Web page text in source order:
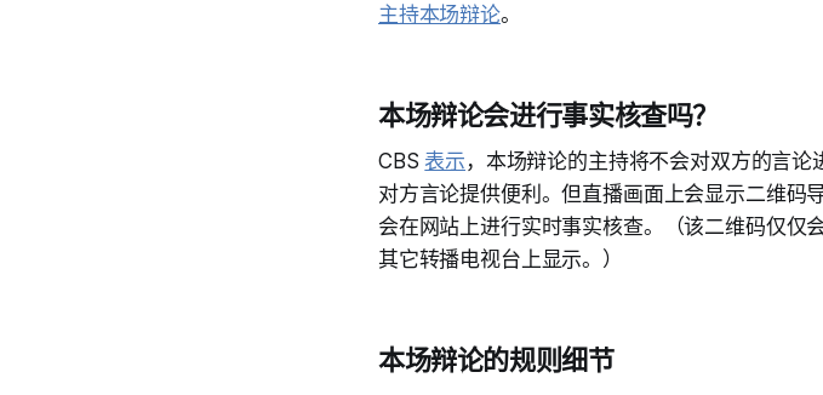
主持本场辩论。
本场辩论会进行事实核查吗？
CBS 表示 ，本场辩论的主持将不会对双方的言
对方言论提供便利。但直播画面上会显示二维码
会在网站上进行实时事实核查。（该二维码仅仅
其它转播电视台上显示。）
本场辩论的规则细节